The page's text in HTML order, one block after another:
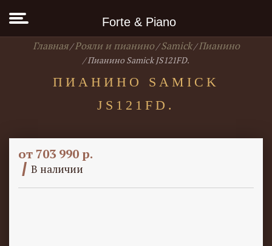
Forte & Piano
Главная Рояли и пианино Samick Пианино
Пианино Samick JS121FD.
ПИАНИНО SAMICK
JS121FD.
от 703 990 р.
В наличии